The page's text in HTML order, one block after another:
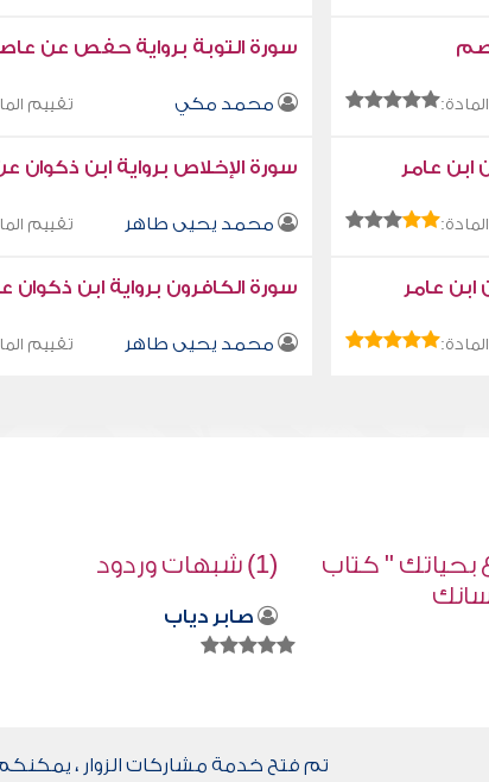
سورة التوبة برواية حفص عن
محمد مكي تقييم
ابن عامر سورة الإخلاص برواية ابن ذكوان
محمد يحيى طاهر تقييم
ابن عامر سورة الكافرون برواية ابن ذكوان
محمد يحيى طاهر تقييم
كتاب تلبيس إبليس 50
أبو الفرج ابن الجوزي
تم فتح خدمة مشاركات الزوار ،